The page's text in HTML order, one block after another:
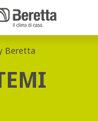
Beretta